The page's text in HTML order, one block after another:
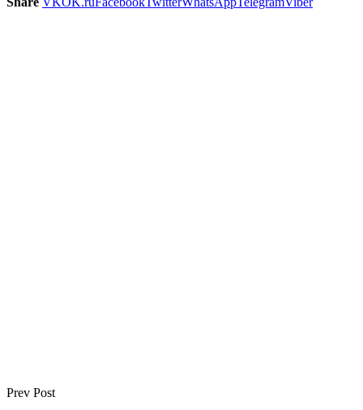
Prev Post